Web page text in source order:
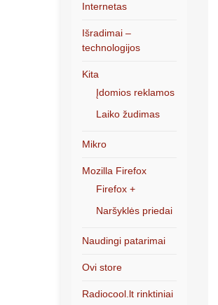
Internetas
Išradimai –
technologijos
Kita
Įdomios reklamos
Laiko žudimas
Mikro
Mozilla Firefox
Firefox +
Naršyklės priedai
Naudingi patarimai
Ovi store
Radiocool.lt rinktiniai